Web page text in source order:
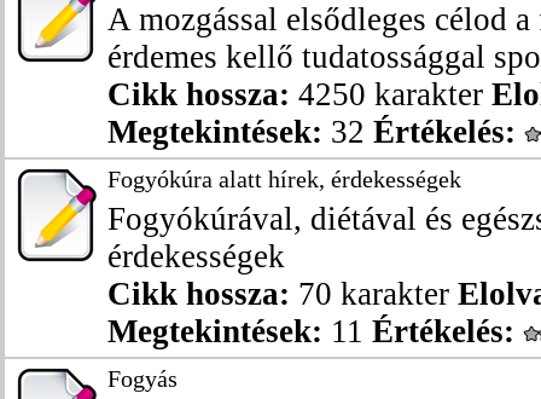
A mozgással elsődleges célod
érdemes kellő tudatossággal
Cikk hossza: 4250 karakter
Megtekintések: 32 Értékelés:
Fogyókúra alatt hírek, érdekességek
Fogyókúrával, diétával és
érdekességek
Cikk hossza: 70 karakter
Megtekintések: 11 Értékelés:
Fogyás